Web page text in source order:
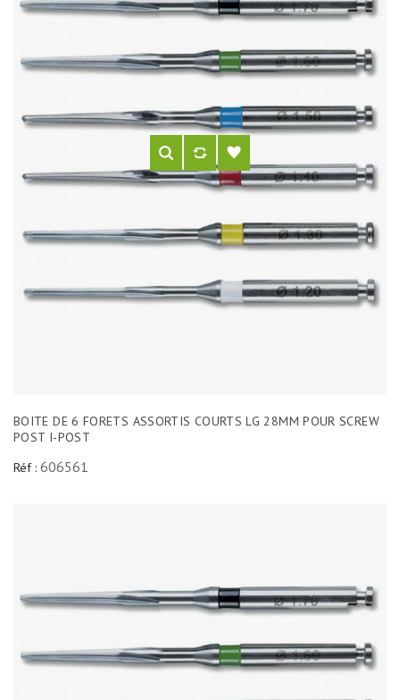
BOITE DE 6 FORETS ASSORTIS COURTS LG 28MM POUR SCREW
POST I-POST
Réf : 606561